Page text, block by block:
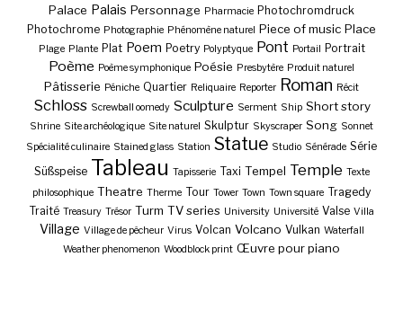
Palace Palais Personnage Pharmacie Photochromdruck
Photochrome Photographie Phénomène naturel Piece of music Place
Plage Plante Plat Poem Poetry Polyptyque Pont Portail Portrait
Poème Poème symphonique Poésie Presbytère Produit naturel
Pâtisserie Péniche Quartier Reliquaire Reporter Roman Récit
Schloss Screwball oomedy Sculpture Serment Ship Short story
Shrine Site archéologique Site naturel Skulptur Skyscraper Song Sonnet
Spécialité culinaire Stained glass Station Statue Studio Sénérade Série
Süßspeise Tableau Tapisserie Taxi Tempel Temple Texte
philosophique Theatre Therme Tour Tower Town Town square Tragedy
Traité Treasury Trésor Turm TV series University Université Valse Villa
Village Village de pêcheur Virus Volcan Volcano Vulkan Waterfall
Weather phenomenon Woodblock print Œuvre pour piano